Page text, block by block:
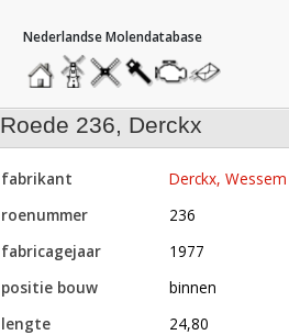
hoofdmenu
homemolendatabase
roedendatabase
assendatabase
motorendatabase
stuur
een
bericht
roede 236, Derckx
fabrikant
Derckx, Wessem
roenummer
236
fabricagejaar
1977
positie bouw
binnen
lengte
24,80